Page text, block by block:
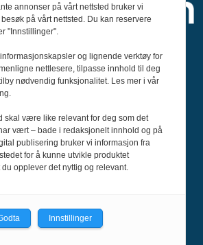
av Fagpressen og
Redaktørplakaten og Vær
regler for god
by Labrador CMS
annonser på vårt nettsted bruker vi
på vårt nettsted. Du kan reservere
"Innstillinger".
og lignende verktøy for
nettlesere, tilpasse innhold til deg
nødvendig funksjonalitet. Les mer i vår
skal være like relevant for deg som det
vært – bade i redaksjonelt innhold og på
publisering bruker vi informasjon fra
for å kunne utvikle produktet
opplever det nyttig og relevant.
Innstillinger